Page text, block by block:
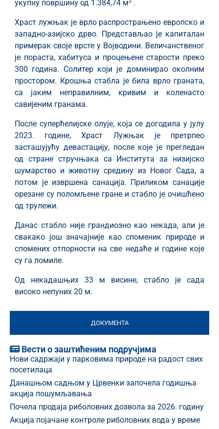
ДОКУМЕНТА
укупну површину од 1.384,74 м .
Храст лужњак је врло распрострањено европско и
западно-азијско дрво. Представљао је капиталан
примерак своје врсте у Војводини. Величанственог
је пораста, хабитуса и процењене старости преко
300 година. Солитер који је доминирао околним
простором. Крошња стабла је била врло граната,
са јаким неправилним, кривим и коленасто
савијеним гранама.
После суперћелијске олује, која се догодила у јулу
2023. године, Храст Лужњак је претрпео
засташујућу девастацију, после које је прегледан
од стране стручњака са Института за низијско
шумарство и животну средину из Новог Сада, а
потом је извршена санација. Приликом санације
орезане су поломљене гране и стабло је очишћено
од трулежи.
Данас стабло није грандиозно као некада, али је
свакако још значајније као споменик природе и
спомених отпорности на све недаће и године које
су га ломиле.
Од некадашњих 33 м висине, стабло је сада
високо непуних 20 м.
Вести о заштићеним подручјима
Нови садржаји у парковима природе на радост свих
посетилаца
Данашњом садњом у Црвенки започела годишња
акција пошумљавања
Почела продаја риболовних дозвола за 2026. годину
Акција појачане контроле риболовних вода у време